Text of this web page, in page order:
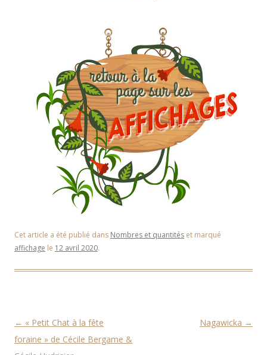
Cet article a été publié dans Nombres et quantités et marqué
affichage le 12 avril 2020.
Navigation des articles
← « Petit Chat à la fête
foraine » de Cécile Bergame &
Nagawicka →